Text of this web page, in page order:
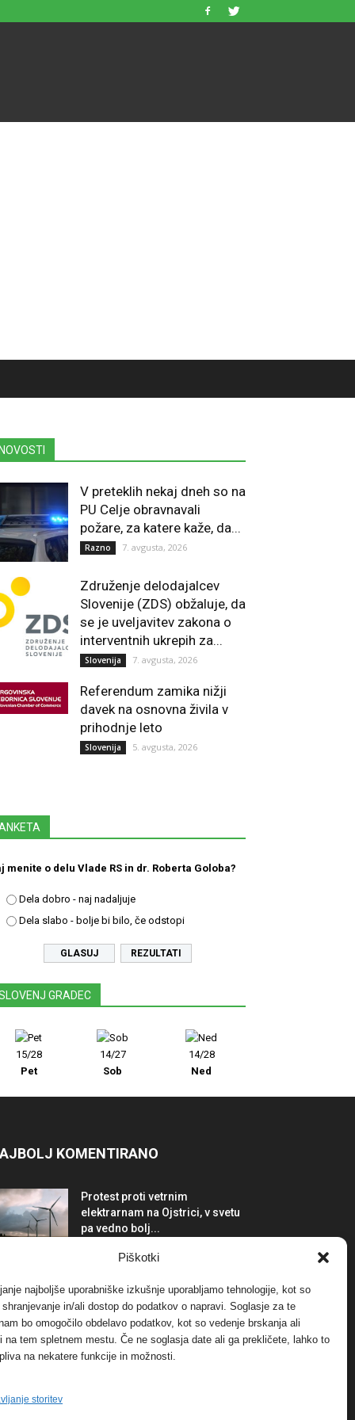
Piškotki
najboljše uporabniške izkušnje uporabljamo tehnologije, kot so
in/ali dostop do podatkov o napravi. Soglasje za te
bo omogočilo obdelavo podatkov, kot so vedenje brskanja ali
na tem spletnem mestu. Če ne soglasja date ali ga prekličete, lahko to
na nekatere funkcije in možnosti.
storitev
V preteklih nekaj dneh so na
PU Celje obravnavali
požare, za katere kaže, da...
Razno 7. avgusta, 2026
Združenje delodajalcev
Slovenije (ZDS) obžaluje, da
se je uveljavitev zakona o
interventnih ukrepih za...
Slovenija 7. avgusta, 2026
Referendum zamika nižji
davek na osnovna živila v
prihodnje leto
Slovenija 5. avgusta, 2026
menite o delu Vlade RS in dr. Roberta Goloba?
Dela dobro - naj nadaljuje
Dela slabo - bolje bi bilo, če odstopi
REZULTATI
GRADEC
15/28
Pet
14/27
Sob
14/28
Ned
KOMENTIRANO
Protest proti vetrnim
elektrarnam na Ojstrici, v svetu
pa vedno bolj...
elektrarnam Verbund
Dogodki 29. januarja, 2018
FOTO: Razstava cvetličarskega